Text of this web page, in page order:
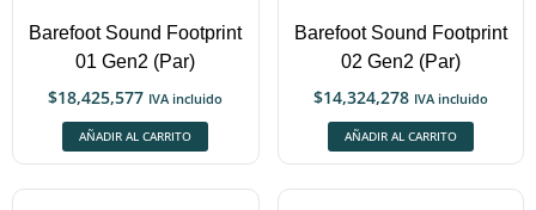
Barefoot Sound Footprint
01 Gen2 (Par)
$18,425,577 IVA incluido
AÑADIR AL CARRITO
Barefoot Sound Footprint
02 Gen2 (Par)
$14,324,278 IVA incluido
AÑADIR AL CARRITO